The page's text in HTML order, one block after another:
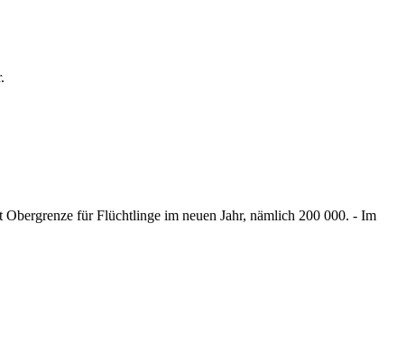
für Flüchtlinge im neuen Jahr, nämlich 200 000. - Im